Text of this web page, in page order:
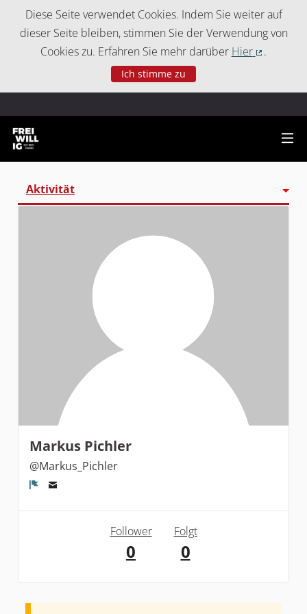
Diese Seite verwendet Cookies. Indem Sie weiter auf
dieser Seite bleiben, stimmen Sie der Verwendung von
Cookies zu. Erfahren Sie mehr darüber Hier
.
Ich stimme zu
Aktivität
Markus Pichler
@Markus_Pichler
Follower
0
Folgt
0
Cookie-Einstellungen